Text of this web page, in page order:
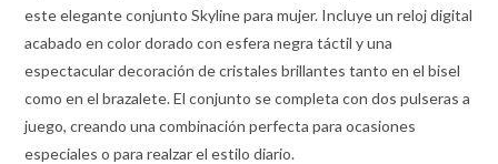
este elegante conjunto Skyline para mujer. Incluye un reloj digital
acabado en color dorado con esfera negra táctil y una
espectacular decoración de cristales brillantes tanto en el bisel
como en el brazalete. El conjunto se completa con dos pulseras a
juego, creando una combinación perfecta para ocasiones
especiales o para realzar el estilo diario.